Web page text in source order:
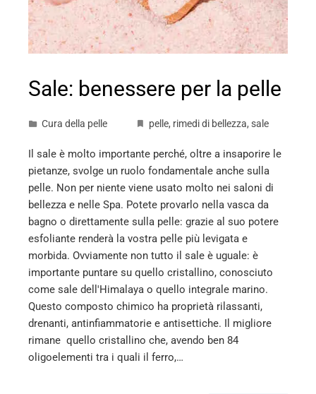
Sale: benessere per la pelle
Cura della pelle pelle, rimedi di bellezza, sale
Il sale è molto importante perché, oltre a insaporire le
pietanze, svolge un ruolo fondamentale anche sulla
pelle. Non per niente viene usato molto nei saloni di
bellezza e nelle Spa. Potete provarlo nella vasca da
bagno o direttamente sulla pelle: grazie al suo potere
esfoliante renderà la vostra pelle più levigata e
morbida. Ovviamente non tutto il sale è uguale: è
importante puntare su quello cristallino, conosciuto
come sale dell'Himalaya o quello integrale marino.
Questo composto chimico ha proprietà rilassanti,
drenanti, antinfiammatorie e antisettiche. Il migliore
rimane quello cristallino che, avendo ben 84
oligoelementi tra i quali il ferro,…